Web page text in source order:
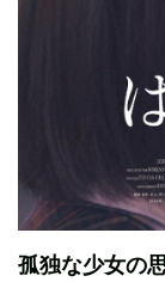
孤独な少女の